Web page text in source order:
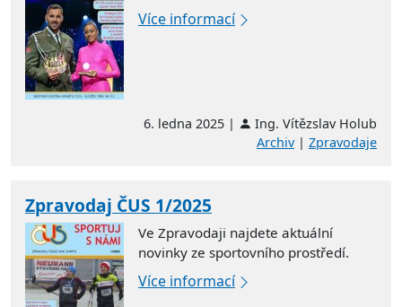
Více informací
6. ledna 2025 |
Ing. Vítězslav Holub
Archiv| Zpravodaje
Zpravodaj ČUS 1/2025
Ve Zpravodaji najdete aktuální
novinky ze sportovního prostředí.
Více informací